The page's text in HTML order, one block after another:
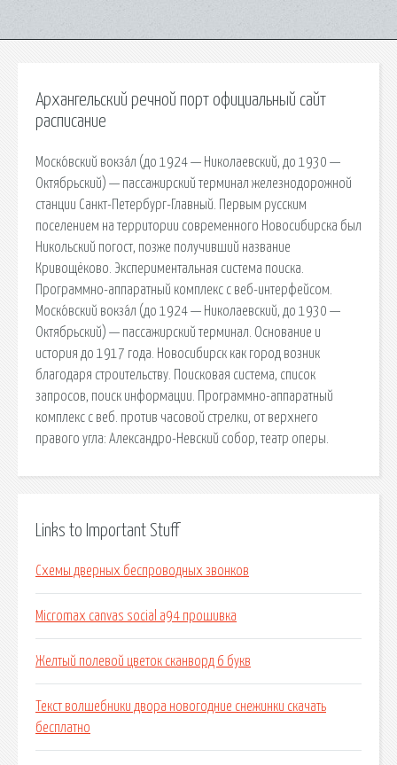
Архангельский речной порт официальный сайт
расписание
Моско́вский вокза́л (до 1924 — Николаевский, до 1930 —
Октябрьский) — пассажирский терминал железнодорожной
станции Санкт-Петербург-Главный. Первым русским
поселением на территории современного Новосибирска был
Никольский погост, позже получивший название
Кривощёково. Экспериментальная система поиска.
Программно-аппаратный комплекс с веб-интерфейсом.
Моско́вский вокза́л (до 1924 — Николаевский, до 1930 —
Октябрьский) — пассажирский терминал. Основание и
история до 1917 года. Новосибирск как город возник
благодаря строительству. Поисковая сиcтема, список
запросов, поиск информации. Программно-аппаратный
комплекс с веб. против часовой стрелки, от верхнего
правого угла: Александро-Невский собор, театр оперы.
Links to Important Stuff
Схемы дверных беспроводных звонков
Micromax canvas social a94 прошивка
Желтый полевой цветок сканворд 6 букв
Текст волшебники двора новогодние снежинки скачать
бесплатно